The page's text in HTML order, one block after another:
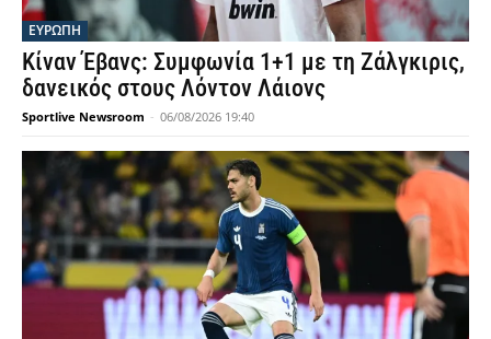
ΕΥΡΩΠΗ
Κίναν Έβανς: Συμφωνία 1+1 με τη Ζάλγκιρις,
δανεικός στους Λόντον Λάιονς
Sportlive Newsroom - 06/08/2026 19:40